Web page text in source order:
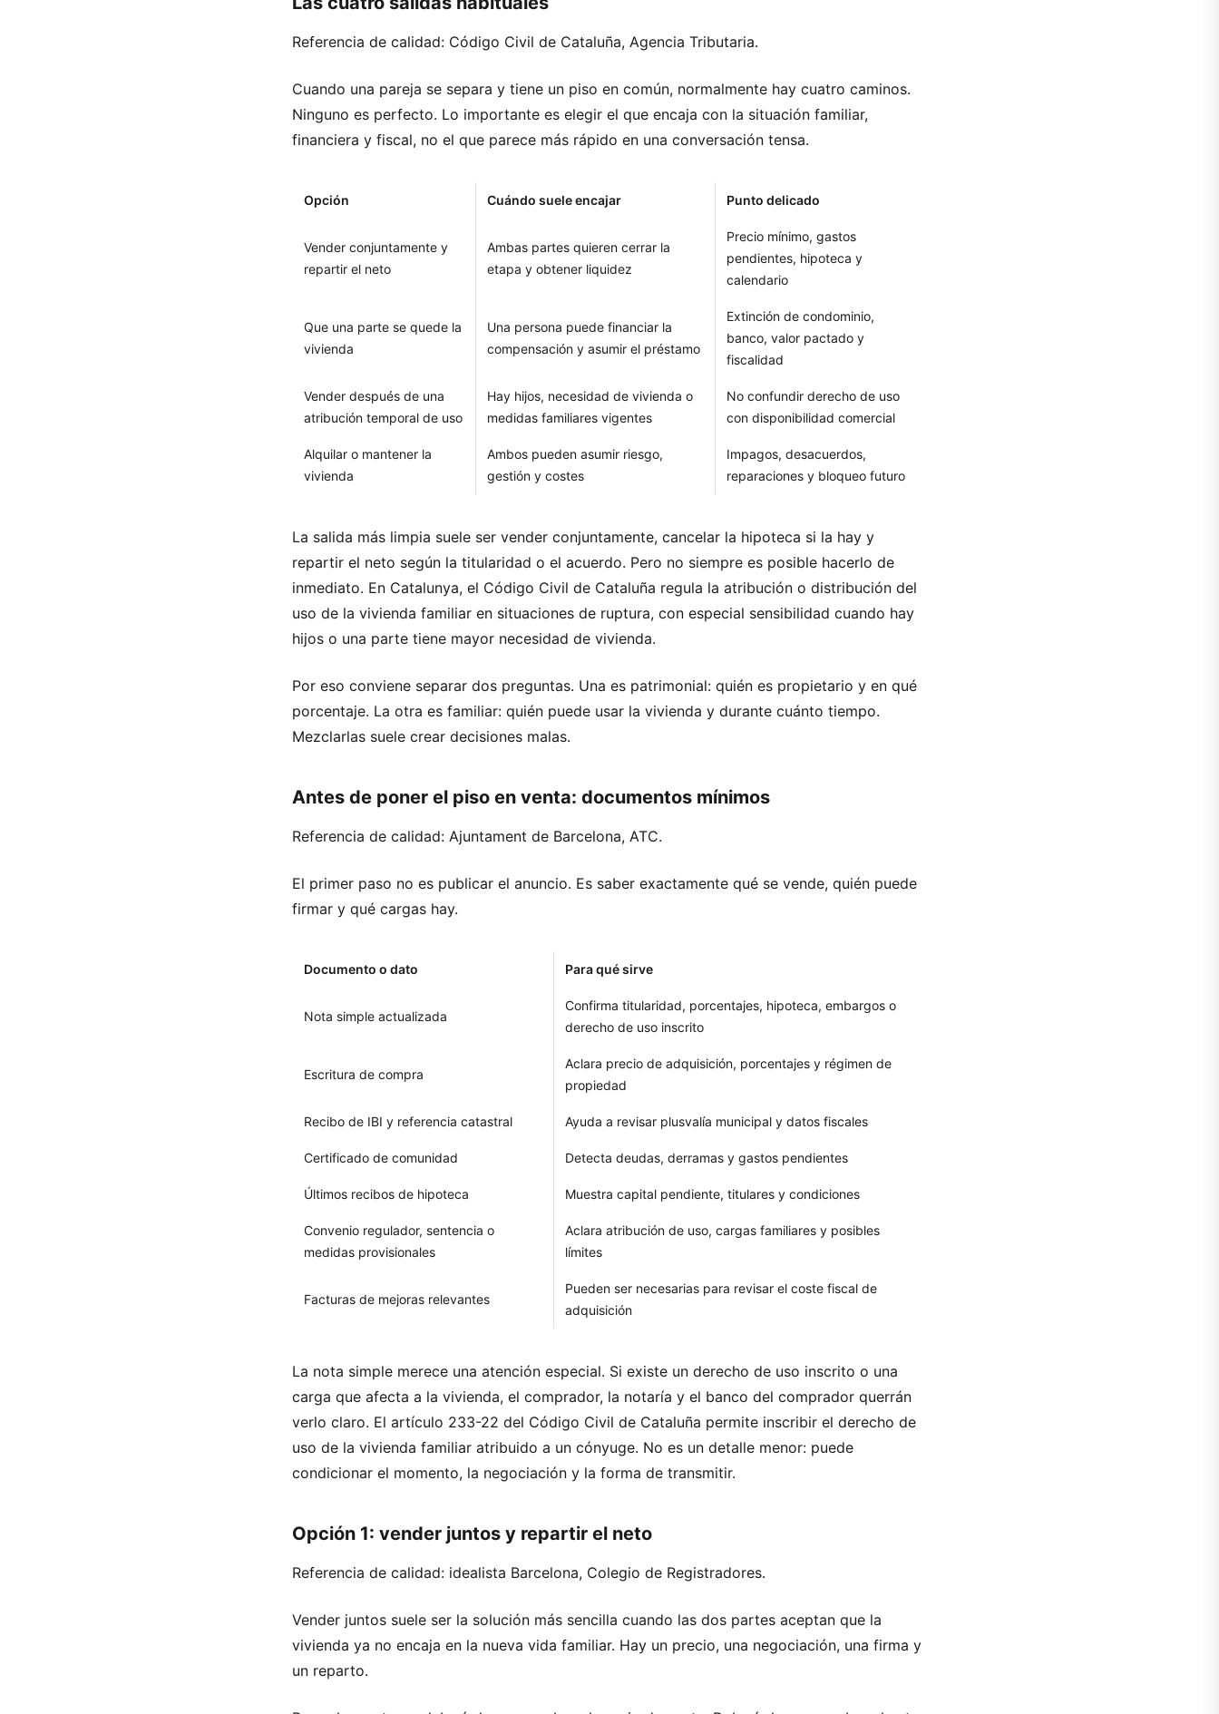
Referencia de calidad: Código Civil de Cataluña, Agencia Tributaria.
Cuando una pareja se separa y tiene un piso en común, normalmente hay cuatro caminos.
Ninguno es perfecto. Lo importante es elegir el que encaja con la situación familiar,
financiera y fiscal, no el que parece más rápido en una conversación tensa.
Opción Cuándo suele encajar Punto delicado
Vender conjuntamente y
repartir el neto
Ambas partes quieren cerrar la
etapa y obtener liquidez
Precio mínimo, gastos
pendientes, hipoteca y
calendario
Que una parte se quede la
vivienda
Una persona puede financiar la
compensación y asumir el préstamo
Extinción de condominio,
banco, valor pactado y
fiscalidad
Vender después de una
atribución temporal de uso
Hay hijos, necesidad de vivienda o
medidas familiares vigentes
No confundir derecho de uso
con disponibilidad comercial
Alquilar o mantener la
vivienda
Ambos pueden asumir riesgo,
gestión y costes
Impagos, desacuerdos,
reparaciones y bloqueo futuro
La salida más limpia suele ser vender conjuntamente, cancelar la hipoteca si la hay y
repartir el neto según la titularidad o el acuerdo. Pero no siempre es posible hacerlo de
inmediato. En Catalunya, el Código Civil de Cataluña regula la atribución o distribución del
uso de la vivienda familiar en situaciones de ruptura, con especial sensibilidad cuando hay
hijos o una parte tiene mayor necesidad de vivienda.
Por eso conviene separar dos preguntas. Una es patrimonial: quién es propietario y en qué
porcentaje. La otra es familiar: quién puede usar la vivienda y durante cuánto tiempo.
Mezclarlas suele crear decisiones malas.
Antes de poner el piso en venta: documentos mínimos
Referencia de calidad: Ajuntament de Barcelona, ATC.
El primer paso no es publicar el anuncio. Es saber exactamente qué se vende, quién puede
firmar y qué cargas hay.
Documento o dato Para qué sirve
Nota simple actualizada
Confirma titularidad, porcentajes, hipoteca, embargos o
derecho de uso inscrito
Escritura de compra
Aclara precio de adquisición, porcentajes y régimen de
propiedad
Recibo de IBI y referencia catastral Ayuda a revisar plusvalía municipal y datos fiscales
Certificado de comunidad Detecta deudas, derramas y gastos pendientes
Últimos recibos de hipoteca Muestra capital pendiente, titulares y condiciones
Convenio regulador, sentencia o
medidas provisionales
Aclara atribución de uso, cargas familiares y posibles
límites
Facturas de mejoras relevantes
Pueden ser necesarias para revisar el coste fiscal de
adquisición
La nota simple merece una atención especial. Si existe un derecho de uso inscrito o una
carga que afecta a la vivienda, el comprador, la notaría y el banco del comprador querrán
verlo claro. El artículo 233-22 del Código Civil de Cataluña permite inscribir el derecho de
uso de la vivienda familiar atribuido a un cónyuge. No es un detalle menor: puede
condicionar el momento, la negociación y la forma de transmitir.
Opción 1: vender juntos y repartir el neto
Referencia de calidad: idealista Barcelona, Colegio de Registradores.
Vender juntos suele ser la solución más sencilla cuando las dos partes aceptan que la
vivienda ya no encaja en la nueva vida familiar. Hay un precio, una negociación, una firma y
un reparto.